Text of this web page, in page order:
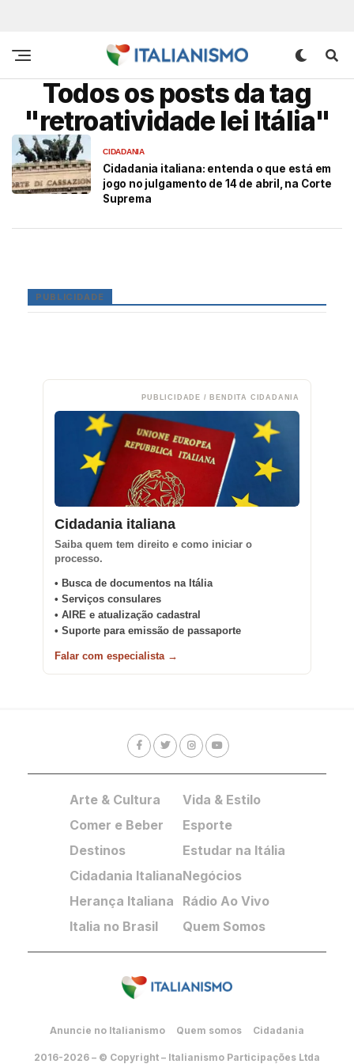
Todos os posts da tag
"retroatividade lei Itália"
CIDADANIA
Cidadania italiana: entenda o que está em
jogo no julgamento de 14 de abril, na Corte
Suprema
PUBLICIDADE
PUBLICIDADE / BENDITA CIDADANIA
Cidadania italiana
Saiba quem tem direito e como iniciar o
processo.
• Busca de documentos na Itália
• Serviços consulares
• AIRE e atualização cadastral
• Suporte para emissão de passaporte
Falar com especialista →
Arte & Cultura
Comer e Beber
Destinos
Cidadania Italiana
Herança Italiana
Italia no Brasil
Vida & Estilo
Esporte
Estudar na Itália
Negócios
Rádio Ao Vivo
Quem Somos
Anuncie no Italianismo Quem somos Cidadania
2016-2026 – © Copyright – Italianismo Participações Ltda